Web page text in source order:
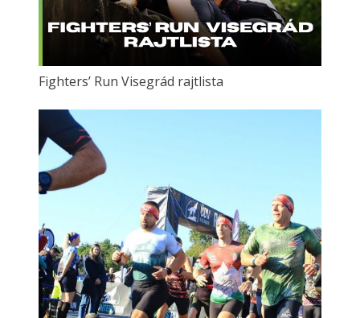
Fighters’ Run Visegrád rajtlista